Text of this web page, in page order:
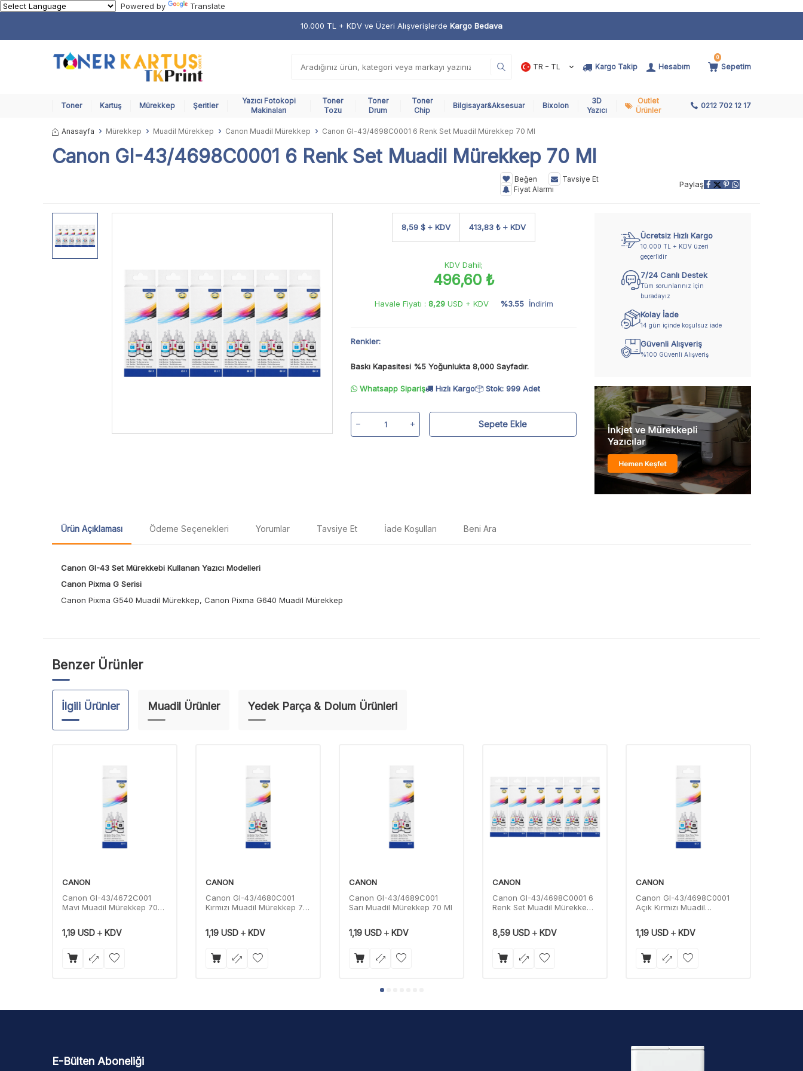
Powered by Translate
10.000 TL + KDV ve Üzeri Alışverişlerde Kargo Bedava
TR − TL Kargo Takip Hesabım
0
Sepetim
Toner Kartuş Mürekkep Şeritler
Yazıcı Fotokopi
Makinaları
Toner
Tozu
Toner
Drum
Toner
Chip
Bilgisayar&Aksesuar Bixolon
3D
Yazıcı
Outlet
Ürünler
0212 702 12 17
Anasayfa Mürekkep Muadil Mürekkep Canon Muadil Mürekkep Canon GI-43/4698C0001 6 Renk Set Muadil Mürekkep 70 Ml
Canon GI-43/4698C0001 6 Renk Set Muadil Mürekkep 70 Ml
Beğen
Tavsiye Et
Fiyat Alarmı
Paylaş
8,59 $ KDV 413,83 ₺ KDV
KDV Dahil;
496,60 ₺
Havale Fiyatı : 8,29USD + KDV %3.55 İndirim
Renkler:
Baskı Kapasitesi %5 Yoğunlukta 8,000 Sayfadır.
Whatsapp Sipariş Hızlı Kargo Stok: 999 Adet
Sepete Ekle
Ücretsiz Hızlı Kargo
10.000 TL + KDV üzeri
geçerlidir
7/24 Canlı Destek
Tüm sorunlarınız için
buradayız
Kolay İade
14 gün içinde koşulsuz iade
Güvenli Alışveriş
%100 Güvenli Alışveriş
Ürün Açıklaması Ödeme Seçenekleri Yorumlar Tavsiye Et İade Koşulları Beni Ara
Canon GI-43 Set Mürekkebi Kullanan Yazıcı Modelleri
Canon Pixma G Serisi
Canon Pixma G540 Muadil Mürekkep, Canon Pixma G640 Muadil Mürekkep
Benzer Ürünler
İlgili Ürünler Muadil Ürünler Yedek Parça & Dolum Ürünleri
CANON
Canon GI-43/4672C001
Mavi Muadil Mürekkep 70
1,19 USD KDV
CANON
Canon GI-43/4680C001
Kırmızı Muadil Mürekkep 70
1,19 USD KDV
CANON
Canon GI-43/4689C001
Sarı Muadil Mürekkep 70 Ml
1,19 USD KDV
CANON
Canon GI-43/4698C0001 6
Renk Set Muadil Mürekkep
8,59 USD KDV
CANON
Canon GI-43/4698C0001
Açık Kırmızı Muadil
1,19 USD KDV
E-Bülten Aboneliği